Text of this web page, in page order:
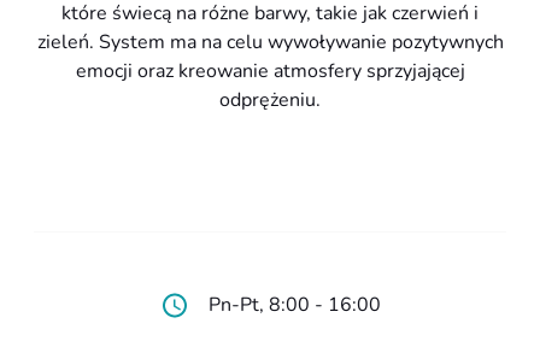
które świecą na różne barwy, takie jak czerwień i
zieleń. System ma na celu wywoływanie pozytywnych
emocji oraz kreowanie atmosfery sprzyjającej
odprężeniu.
Pn-Pt, 8:00 - 16:00